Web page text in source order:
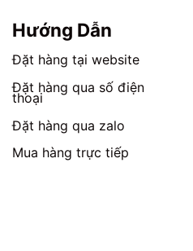
trang
sản
phẩm
Hướng Dẫn
Đặt hàng tại website
Đặt hàng qua số điện
thoại
Đặt hàng qua zalo
Mua hàng trực tiếp